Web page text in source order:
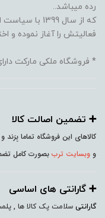
رده میباشد..
که از سال
فعالیتش را آغاز نموده و
* فروشگاه ملکی مارکت
➕️ تضمین اصالت کالا
کالاهای این فروشگاه تماما
و وبسایت ترب بصورت کامل
➕️ گارانتی های اساسی
گارانتی سلامت پک کالا ها ,